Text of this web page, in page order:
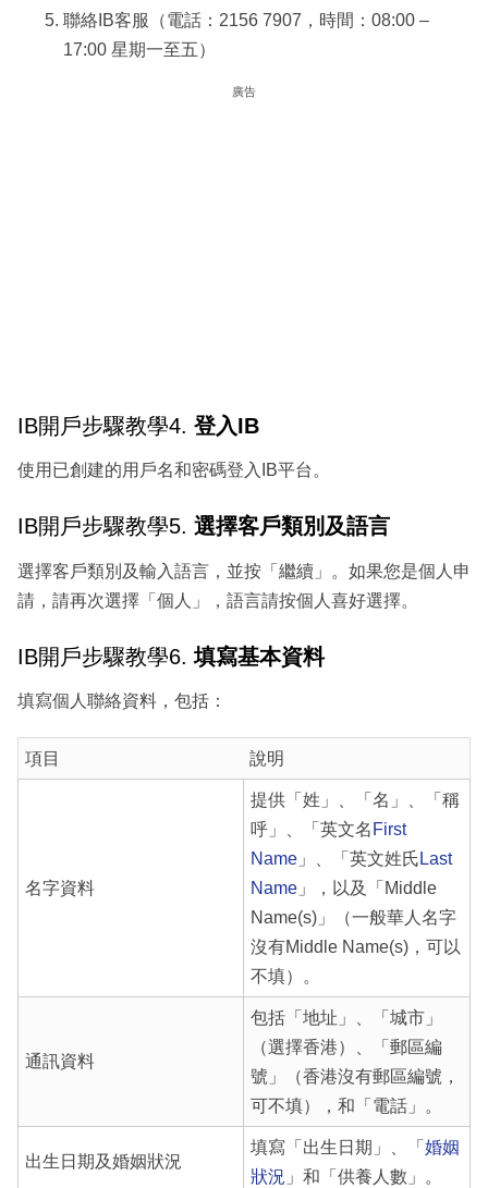
聯絡IB客服（電話：2156 7907，時間：08:00 –
17:00 星期一至五）
廣告
IB開戶步驟教學4. 登入IB
使用已創建的用戶名和密碼登入IB平台。
IB開戶步驟教學5. 選擇客戶類別及語言
選擇客戶類別及輸入語言，並按「繼續」。如果您是個人申
請，請再次選擇「個人」，語言請按個人喜好選擇。
IB開戶步驟教學6.填寫基本資料
填寫個人聯絡資料，包括：
項目 說明
名字資料
提供「姓」、「名」、「稱
呼」、「英文名 First
Name」、「英文姓氏 Last
Name」，以及「Middle
Name(s)」（一般華人名字
沒有Middle Name(s)，可以
不填）。
通訊資料
包括「地址」、「城市」
（選擇香港）、「郵區編
號」（香港沒有郵區編號，
可不填），和「電話」。
出生日期及婚姻狀況
填寫「出生日期」、「 婚姻
狀況 」和「供養人數」。